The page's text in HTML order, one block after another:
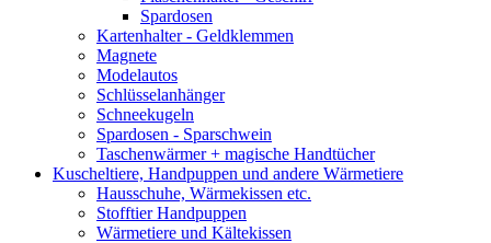
Spardosen
Kartenhalter - Geldklemmen
Magnete
Modelautos
Schlüsselanhänger
Schneekugeln
Spardosen - Sparschwein
Taschenwärmer + magische Handtücher
Kuscheltiere, Handpuppen und andere Wärmetiere
Hausschuhe, Wärmekissen etc.
Stofftier Handpuppen
Wärmetiere und Kältekissen